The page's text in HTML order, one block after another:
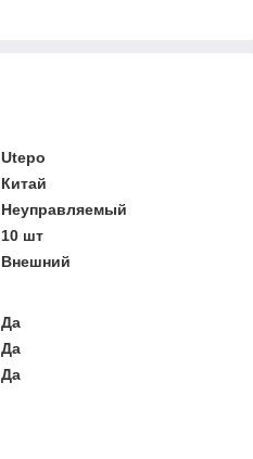
Utepo
Китай
Неуправляемый
10 шт
Внешний
Да
Да
Да